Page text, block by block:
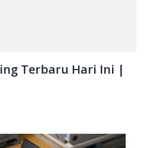
Terbaru Hari Ini |